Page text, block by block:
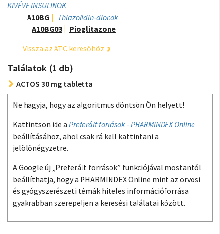
KIVÉVE INSULINOK
A10BG
Thiazolidin-dionok
A10BG03
Pioglitazone
Vissza az ATC keresőhöz
Találatok (1 db)
ACTOS 30 mg tabletta
Ne hagyja, hogy az algoritmus döntsön Ön helyett!
Kattintson ide a Preferált források - PHARMINDEX Online
beállításához, ahol csak rá kell kattintani a
jelölőnégyzetre.
A Google új „Preferált források” funkciójával mostantól
beállíthatja, hogy a PHARMINDEX Online mint az orvosi
és gyógyszerészeti témák hiteles információforrása
gyakrabban szerepeljen a keresési találatai között.